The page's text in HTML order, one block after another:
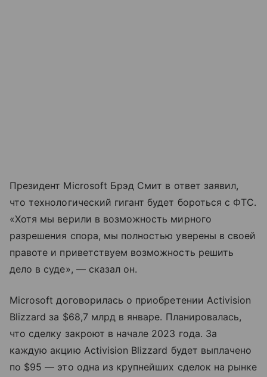
Президент Microsoft Брэд Смит в ответ заявил,
что технологический гигант будет бороться с ФТС.
«Хотя мы верили в возможность мирного
разрешения спора, мы полностью уверены в своей
правоте и приветствуем возможность решить
дело в суде», — сказал он.
Microsoft договорилась о приобретении Activision
Blizzard за $68,7 млрд в январе. Планировалась,
что сделку закроют в начале 2023 года. За
каждую акцию Activision Blizzard будет выплачено
по $95 — это одна из крупнейших сделок на рынке